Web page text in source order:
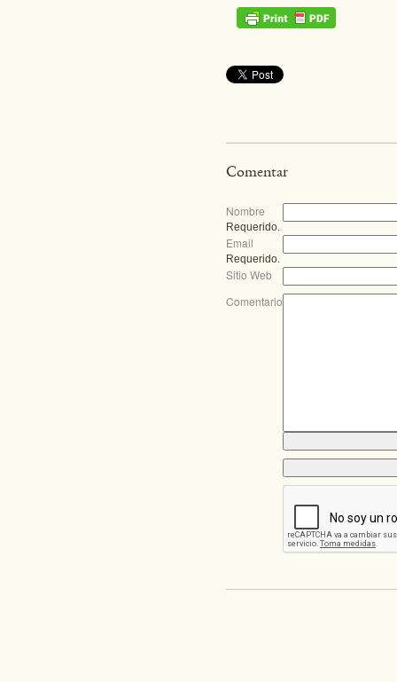
Comentar
Nombre
Requerido.
Email
Requerido.
Sitio Web
Comentario